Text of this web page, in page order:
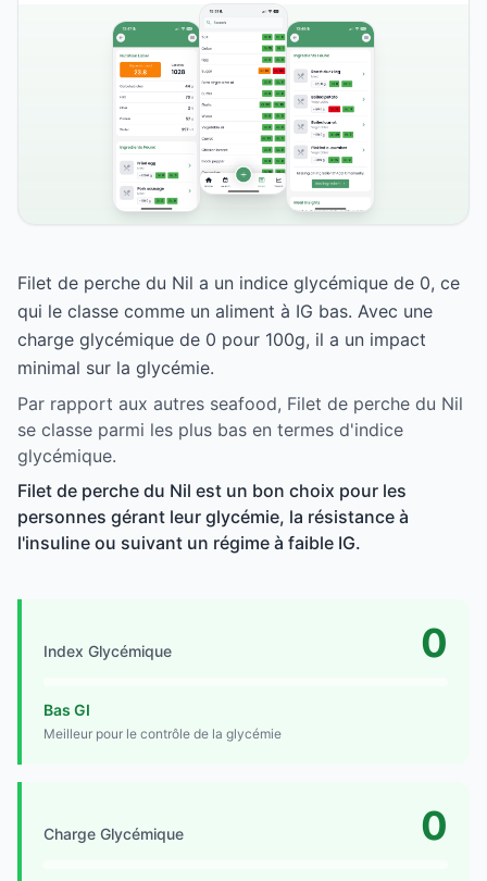
Filet de perche du Nil a un indice glycémique de 0, ce
qui le classe comme un aliment à IG bas. Avec une
charge glycémique de 0 pour 100g, il a un impact
minimal sur la glycémie.
Par rapport aux autres seafood, Filet de perche du Nil
se classe parmi les plus bas en termes d'indice
glycémique.
Filet de perche du Nil est un bon choix pour les
personnes gérant leur glycémie, la résistance à
l'insuline ou suivant un régime à faible IG.
Index Glycémique 0
Bas GI
Meilleur pour le contrôle de la glycémie
Charge Glycémique 0